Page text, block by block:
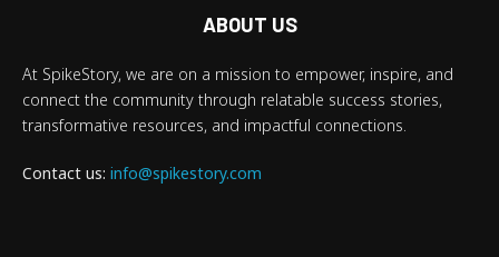
ABOUT US
At SpikeStory, we are on a mission to empower, inspire, and
connect the community through relatable success stories,
transformative resources, and impactful connections.
Contact us: info@spikestory.com